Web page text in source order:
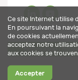
Ce site Internet utilise
En poursuivant la
de cookies
acceptez notre
aux cookies se
Accepter